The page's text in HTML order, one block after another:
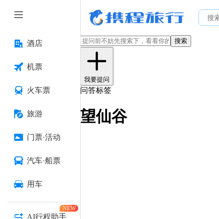
酒店
机票
火车票
旅游
门票·活动
汽车·船票
用车
AI行程助手
NEW
搜索
我要提问
问答标签
望仙谷